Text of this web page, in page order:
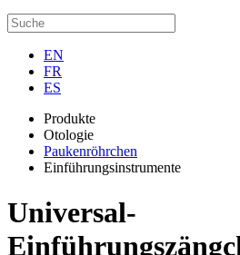
EN
FR
ES
Produkte
Otologie
Paukenröhrchen
Einführungsinstrumente
Universal-